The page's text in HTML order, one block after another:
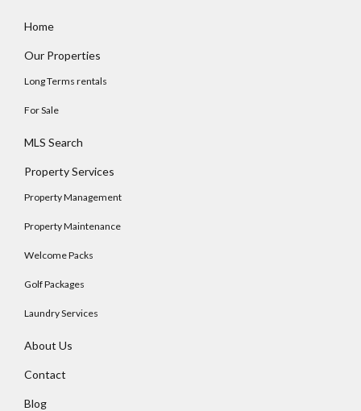
Home
Our Properties
Long Terms rentals
For Sale
MLS Search
Property Services
Property Management
Property Maintenance
Welcome Packs
Golf Packages
Laundry Services
About Us
Contact
Blog